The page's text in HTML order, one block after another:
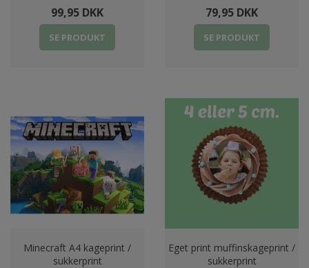
99,95 DKK
SE PRODUKT
79,95 DKK
SE PRODUKT
Minecraft A4 kageprint /
sukkerprint
Eget print muffinskageprint /
sukkerprint